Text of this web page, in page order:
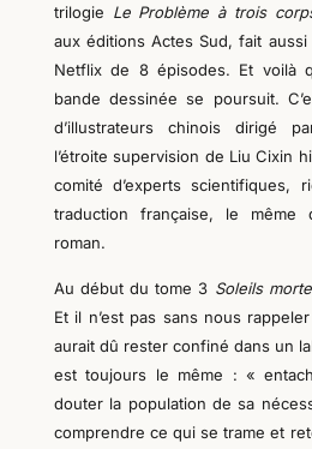
trilogie Le Problème à trois
aux éditions Actes Sud, fait aussi
Netflix de 8 épisodes. Et voilà
bande dessinée se poursuit.
d’illustrateurs chinois dirigé
l’étroite supervision de Liu Cixin
comité d’experts scientifiques,
traduction française, le même
roman.
Au début du tome 3 Soleils
Et il n’est pas sans nous
aurait dû rester confiné dans un
est toujours le même : «
douter la population de sa
comprendre ce qui se trame et